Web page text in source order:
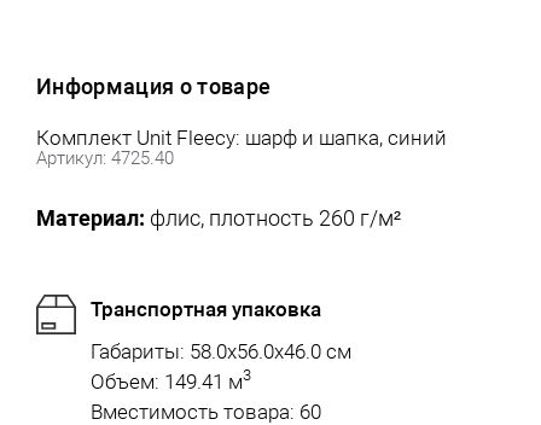
Информация о товаре
Комплект Unit Fleecy: шарф и шапка, синий
Артикул: 4725.40
Материал: флис, плотность 260 г/м²
Транспортная упаковка
Габариты: 58.0x56.0x46.0 см
Объем: 149.41 м3
Вместимость товара: 60